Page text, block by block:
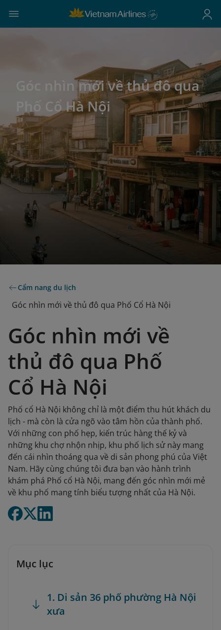
Góc nhìn mới về thủ đô qua
Phố Cổ Hà Nội
Cẩm nang du lịch
Góc nhìn mới về thủ đô qua Phố Cổ Hà Nội
Góc nhìn mới về
thủ đô qua Phố
Cổ Hà Nội
Phố cổ Hà Nội không chỉ là một điểm thu hút khách du
lịch - mà còn là cửa ngõ vào tâm hồn của thành phố.
Với những con phố hẹp, kiến ​​trúc hàng thế kỷ và
những khu chợ nhộn nhịp, khu phố lịch sử này mang
đến cái nhìn thoáng qua về di sản phong phú của Việt
Nam. Hãy cùng chúng tôi đưa bạn vào hành trình
khám phá Phố cổ Hà Nội, mang đến góc nhìn mới mẻ
về khu phố mang tính biểu tượng nhất của Hà Nội.
Mục lục
1. Di sản 36 phố phường Hà Nội
xưa